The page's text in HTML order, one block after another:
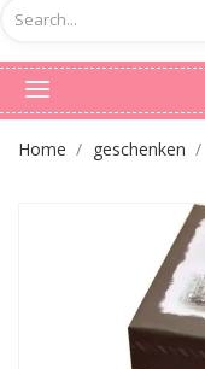
Home geschenken